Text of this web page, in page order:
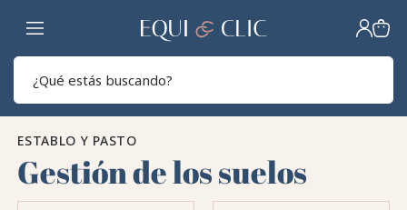
Hogar
ESTABLO Y PASTO
Gestión de los suelos